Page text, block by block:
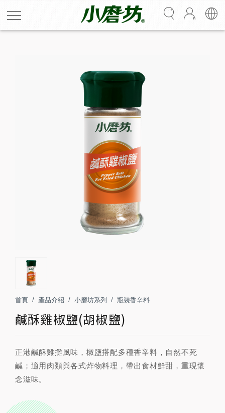
首頁 產品介紹 小磨坊系列 瓶裝香辛料
鹹酥雞椒鹽(胡椒鹽)
正港鹹酥雞攤風味，椒鹽搭配多種香辛料，自然不死
鹹；適用肉類與各式炸物料理，帶出食材鮮甜，重現懷
念滋味。